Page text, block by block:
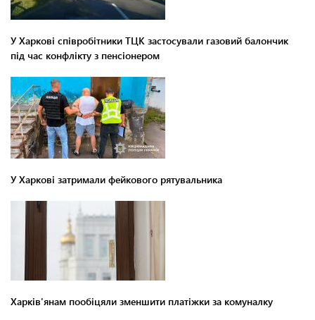
У Харкові співробітники ТЦК застосували газовий балончик
під час конфлікту з пенсіонером
У Харкові затримали фейкового рятувальника
Харків'янам пообіцяли зменшити платіжки за комуналку